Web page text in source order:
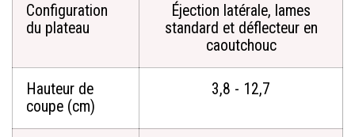
Configuration
du plateau
Éjection latérale, lames
standard et déflecteur en
caoutchouc
Hauteur de
coupe (cm)
3,8 - 12,7